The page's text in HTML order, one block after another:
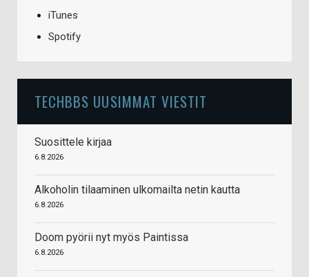
iTunes
Spotify
TECHBBS UUSIMMAT VIESTIT
Suosittele kirjaa
6.8.2026
Alkoholin tilaaminen ulkomailta netin kautta
6.8.2026
Doom pyörii nyt myös Paintissa
6.8.2026